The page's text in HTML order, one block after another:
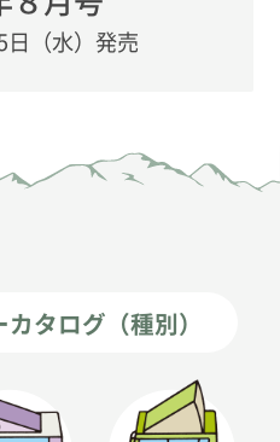
日（水）発売
タログ（種別）